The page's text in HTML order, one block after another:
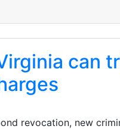
can
revocation, new